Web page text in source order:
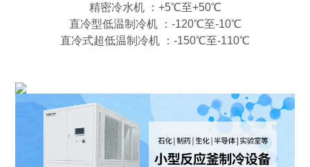
精密冷水机 ：+5℃至+50℃
直冷型低温制冷机 ：-120℃至-10℃
直冷式超低温制冷机 ：-150℃至-110℃